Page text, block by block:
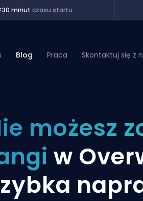
minutczasu startu
Blog Praca Skontaktuj się z
możesz
w